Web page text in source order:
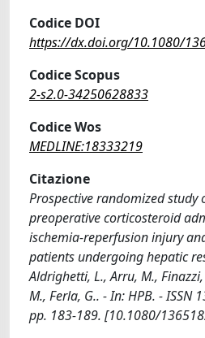
Codice DOI
https://dx.doi.org/10.1080/
Codice Scopus
2-s2.0-34250628833
Codice Wos
MEDLINE:18333219
Citazione
Prospective randomized study
preoperative corticosteroid
ischemia-reperfusion injury
patients undergoing hepatic
Aldrighetti, L., Arru, M.,
M., Ferla, G.. - In: HPB. - ISSN
pp. 183-189. [10.1080/